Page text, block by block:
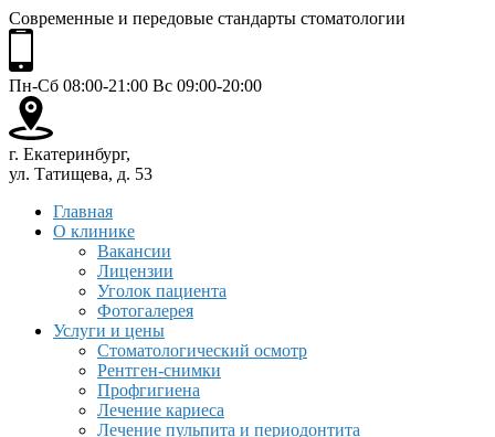
Современные и передовые стандарты стоматологии
Пн-Сб 08:00-21:00 Вс 09:00-20:00
г. Екатеринбург,
ул. Татищева, д. 53
Главная
О клинике
Вакансии
Лицензии
Уголок пациента
Фотогалерея
Услуги и цены
Стоматологический осмотр
Рентген-снимки
Профгигиена
Лечение кариеса
Лечение пульпита и периодонтита